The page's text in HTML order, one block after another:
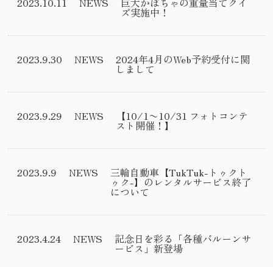
ズ実施中！
2023.9.30 NEWS 2024年4月のWeb予約受付に関
しまして
2023.9.29 NEWS 【10/1〜10/31 フォトコンテ
スト開催！】
2023.9.9 NEWS 三輪自動車【TukTuk-トゥクト
ゥク-】のレンタルサービス終了
について
2023.4.24 NEWS 記念日を彩る「各種バルーンサ
ービス」新登場